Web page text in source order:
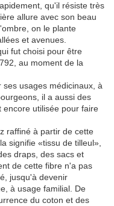
qu'il résiste très
allure avec son beau
on le plante
et avenues.
fut choisi pour être
au moment de la
usages médicinaux, à
il a aussi des
encore utilisée pour faire
raffiné à partir de cette
signifie «tissu de tilleul»,
draps, des sacs et
de cette fibre n'a pas
jusqu'à devenir
à usage familial. De
du coton et des